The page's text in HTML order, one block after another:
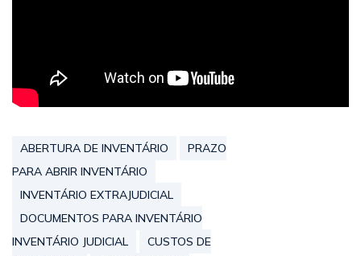
ABERTURA DE INVENTÁRIO
PRAZO
PARA ABRIR INVENTÁRIO
INVENTÁRIO EXTRAJUDICIAL
DOCUMENTOS PARA INVENTÁRIO
INVENTÁRIO JUDICIAL
CUSTOS DE